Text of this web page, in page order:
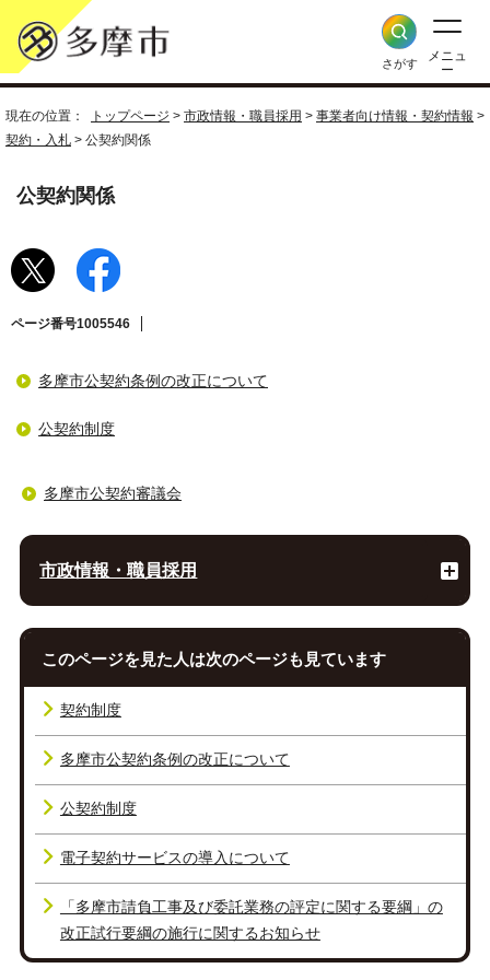
さがす
メニュ
ー
現在の位置： トップページ > 市政情報・職員採用 > 事業者向け情報・契約情報 >
契約・入札 > 公契約関係
公契約関係
ページ番号1005546
多摩市公契約条例の改正について
公契約制度
多摩市公契約審議会
市政情報・職員採用
このページを見た人は次のページも見ています
契約制度
多摩市公契約条例の改正について
公契約制度
電子契約サービスの導入について
「多摩市請負工事及び委託業務の評定に関する要綱」の
改正試行要綱の施行に関するお知らせ